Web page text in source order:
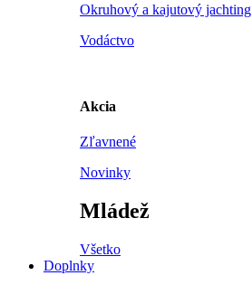
Okruhový a kajutový jachting
Vodáctvo
Akcia
Zľavnené
Novinky
Mládež
Všetko
Doplnky